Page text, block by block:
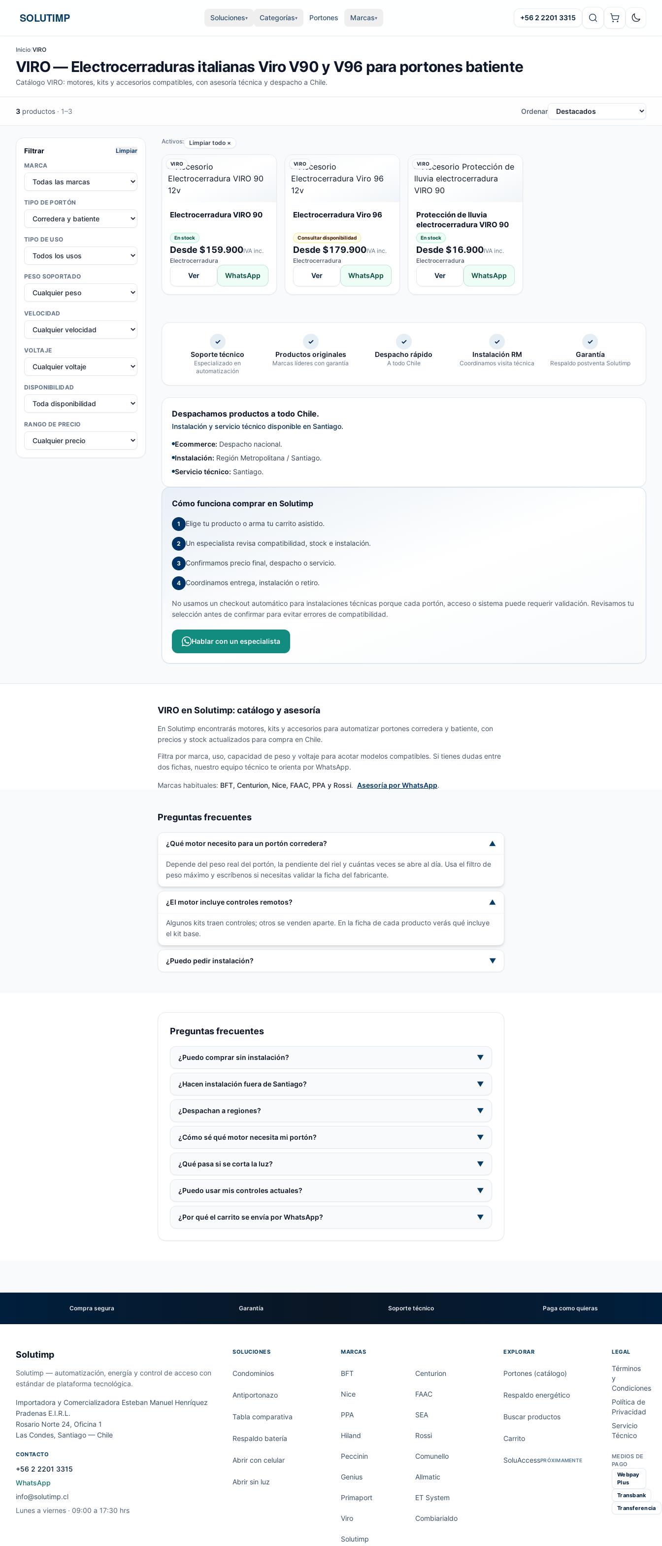
SOLUTIMP Soluciones▾ Categorías▾ Portones Marcas▾ +56 2 2201 3315 Oscuro
Inicio/VIRO
VIRO — Electrocerraduras italianas Viro V90 y V96 para portones batiente
Catálogo VIRO: motores, kits y accesorios compatibles, con asesoría técnica y despacho a Chile.
3 productos · 1–3 Ordenar
Filtrar
Limpiar
MARCA
TIPO DE PORTÓN
TIPO DE USO
PESO SOPORTADO
VELOCIDAD
VOLTAJE
DISPONIBILIDAD
RANGO DE PRECIO
Activos: Limpiar todo ×
VIRO
Electrocerradura VIRO 90
En stock
Desde $159.900IVA inc.
Electrocerradura
Ver WhatsApp
VIRO
Electrocerradura Viro 96
Consultar disponibilidad
Desde $179.900IVA inc.
Electrocerradura
Ver WhatsApp
VIRO
Protección de lluvia
electrocerradura VIRO 90
En stock
Desde $16.900IVA inc.
Electrocerradura
Ver WhatsApp
✓
Soporte técnico
Especializado en
automatización
✓
Productos originales
Marcas líderes con garantía
✓
Despacho rápido
A todo Chile
✓
Instalación RM
Coordinamos visita técnica
✓
Garantía
Respaldo postventa Solutimp
Despachamos productos a todo Chile.
Instalación y servicio técnico disponible en Santiago.
Ecommerce: Despacho nacional.
Instalación: Región Metropolitana / Santiago.
Servicio técnico: Santiago.
Cómo funciona comprar en Solutimp
1 Elige tu producto o arma tu carrito asistido.
2 Un especialista revisa compatibilidad, stock e instalación.
3 Confirmamos precio final, despacho o servicio.
4 Coordinamos entrega, instalación o retiro.
No usamos un checkout automático para instalaciones técnicas porque cada portón, acceso o sistema puede requerir validación. Revisamos tu
selección antes de confirmar para evitar errores de compatibilidad.
Hablar con un especialista
VIRO en Solutimp: catálogo y asesoría
En Solutimp encontrarás motores, kits y accesorios para automatizar portones corredera y batiente, con
precios y stock actualizados para compra en Chile.
Filtra por marca, uso, capacidad de peso y voltaje para acotar modelos compatibles. Si tienes dudas entre
dos fichas, nuestro equipo técnico te orienta por WhatsApp.
Marcas habituales: BFT, Centurion, Nice, FAAC, PPA y Rossi. Asesoría por WhatsApp.
Preguntas frecuentes
¿Qué motor necesito para un portón corredera? ▼
Depende del peso real del portón, la pendiente del riel y cuántas veces se abre al día. Usa el filtro de
peso máximo y escríbenos si necesitas validar la ficha del fabricante.
¿El motor incluye controles remotos? ▼
Algunos kits traen controles; otros se venden aparte. En la ficha de cada producto verás qué incluye
el kit base.
¿Puedo pedir instalación? ▼
Preguntas frecuentes
¿Puedo comprar sin instalación? ▼
¿Hacen instalación fuera de Santiago? ▼
¿Despachan a regiones? ▼
¿Cómo sé qué motor necesita mi portón? ▼
¿Qué pasa si se corta la luz? ▼
¿Puedo usar mis controles actuales? ▼
¿Por qué el carrito se envía por WhatsApp? ▼
Compra segura Garantía Soporte técnico Paga como quieras
Solutimp
Solutimp — automatización, energía y control de acceso con
estándar de plataforma tecnológica.
Importadora y Comercializadora Esteban Manuel Henríquez
Pradenas E.I.R.L.
Rosario Norte 24, Oficina 1
Las Condes, Santiago — Chile
CONTACTO
+56 2 2201 3315
WhatsApp
info@solutimp.cl
Lunes a viernes · 09:00 a 17:30 hrs
SOLUCIONES
Condominios
Antiportonazo
Tabla comparativa
Respaldo batería
Abrir con celular
Abrir sin luz
MARCAS
BFT Centurion
Nice FAAC
PPA SEA
Hiland Rossi
Peccinin Comunello
Genius Allmatic
Primaport ET System
Viro Combiarialdo
Solutimp
EXPLORAR
Portones (catálogo)
Respaldo energético
Buscar productos
Carrito
SoluAccessPRÓXIMAMENTE
LEGAL
Términos
y
Condiciones
Política de
Privacidad
Servicio
Técnico
MEDIOS DE
PAGO
Webpay
Plus
Transbank
Transferencia